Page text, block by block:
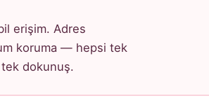
erişim. Adres
koruma — hepsi tek
tek dokunuş.